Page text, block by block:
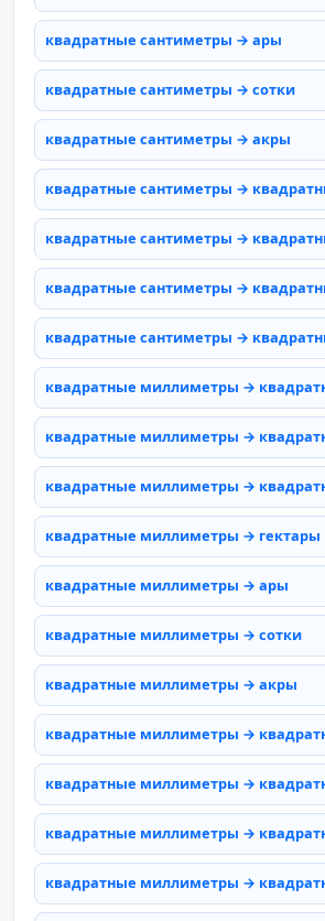
квадратные сантиметры → ары
квадратные сантиметры → сотки
квадратные сантиметры → акры
квадратные сантиметры →
квадратные сантиметры →
квадратные сантиметры →
квадратные сантиметры →
квадратные миллиметры →
квадратные миллиметры →
квадратные миллиметры →
квадратные миллиметры → гектары
квадратные миллиметры → ары
квадратные миллиметры → сотки
квадратные миллиметры → акры
квадратные миллиметры →
квадратные миллиметры →
квадратные миллиметры →
квадратные миллиметры →